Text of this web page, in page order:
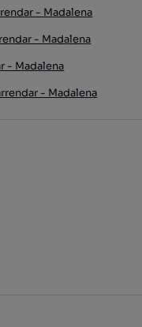
- Madalena
- Madalena
- Madalena
- Madalena